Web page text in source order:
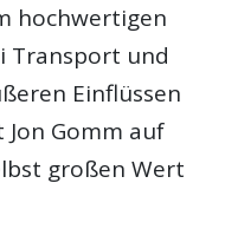
hochwertigen
Transport und
Einflüssen
Gomm auf
großen Wert